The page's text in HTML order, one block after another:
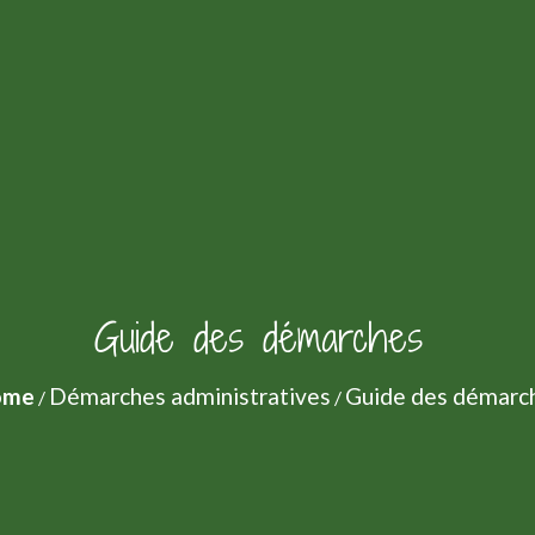
Guide des démarches
/ Démarches administratives / Guide des